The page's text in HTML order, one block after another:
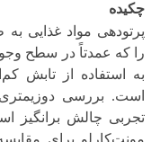
چکیده
پرتودهی مواد غذایی به
را که عمدتاً در سطح
به استفاده از تابش
است. بررسی دوزیمتری
تجربی چالش برانگیز
مونت‌کارلو برای